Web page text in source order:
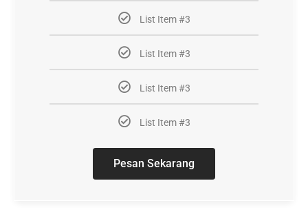
List Item #3
List Item #3
List Item #3
List Item #3
Pesan Sekarang